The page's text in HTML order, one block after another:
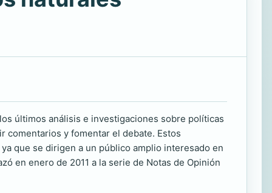
últimos análisis e investigaciones sobre políticas
comentarios y fomentar el debate. Estos
que se dirigen a un público amplio interesado en
en enero de 2011 a la serie de Notas de Opinión